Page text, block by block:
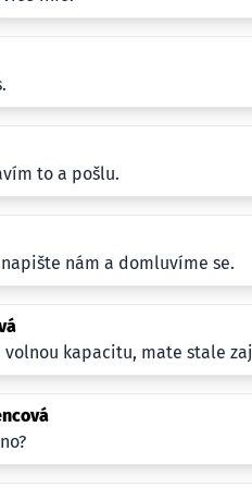
to a pošlu.
nám a domluvíme se.
volnou kapacitu, mate stale